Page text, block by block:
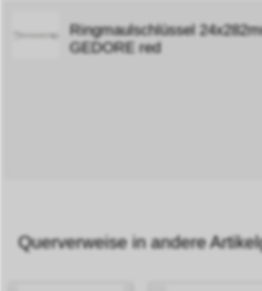
Ringmaulschlüssel
GEDORE red
Querverweise in andere